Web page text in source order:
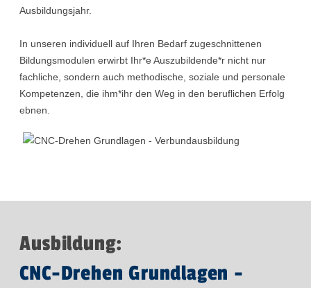
Ausbildungsjahr.
In unseren individuell auf Ihren Bedarf zugeschnittenen
Bildungsmodulen erwirbt Ihr*e Auszubildende*r nicht nur
fachliche, sondern auch methodische, soziale und personale
Kompetenzen, die ihm*ihr den Weg in den beruflichen Erfolg
ebnen.
Ausbildung:
CNC-Drehen Grundlagen -